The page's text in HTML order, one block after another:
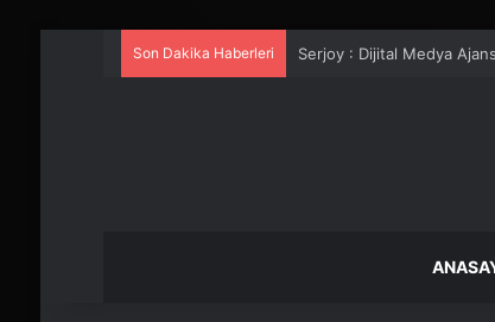
Son Dakika Haberleri UETDS Nedir ? Uetds.com